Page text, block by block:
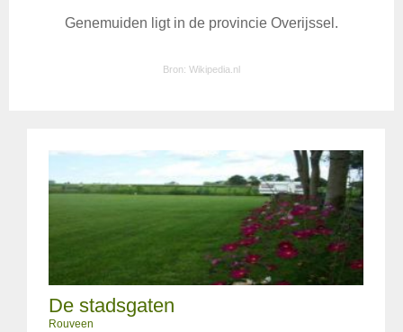
Genemuiden ligt in de provincie Overijssel.
Bron: Wikipedia.nl
De stadsgaten
Rouveen